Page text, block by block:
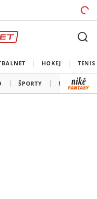
HOKEJ TENIS
ŠPORTY